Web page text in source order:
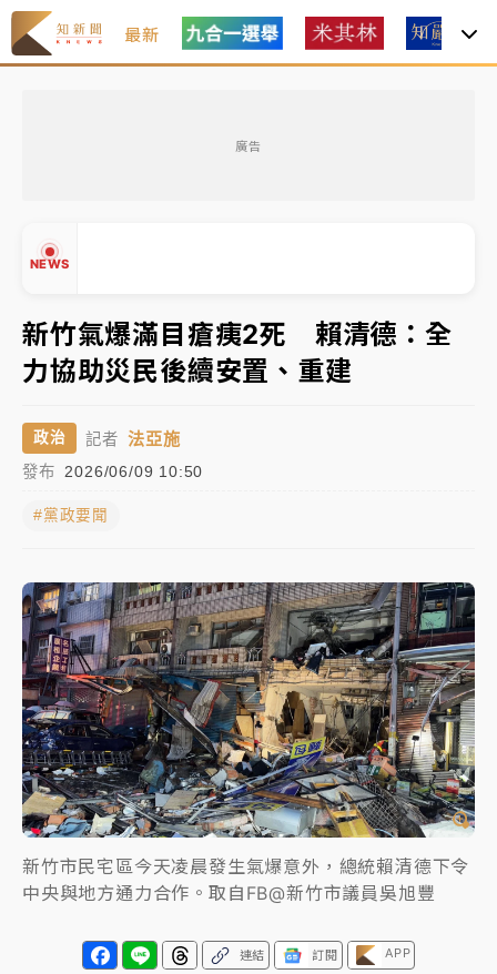
最新
廣告
NEWS
中信慈善基金會想增加董事人數！辜仲諒向法院聲請遭
故宮《龍藏經》特展第2檔！今線上預約開賣一度塞車
周六起展出延長至晚上7時
押庭
父親節泡湯了！中颱白海豚雨彈轟3天 「紅到發紫」降
暑假過三周才推「E宿新北打卡趣」！抽獎程序複雜 觀
旅局回應了
中信慈善基金會想增加董事人數！辜仲諒向法院聲請遭
駁 理由曝光
故宮《龍藏經》特展第2檔！今線上預約開賣一度塞車
周六起展出延長至晚上7時
台東農業處長涉圖利渡假村！東檢抗告成功 今重開羈
父親節泡湯了！中颱白海豚雨彈轟3天 「紅到發紫」降
新竹氣爆滿目瘡痍2死 賴清德：全
力協助災民後續安置、重建
政治 記者 法亞施
發布 2026/06/09 10:50
#黨政要聞
新竹市民宅區今天凌晨發生氣爆意外，總統賴清德下令
中央與地方通力合作。取自FB@新竹市議員吳旭豐
連結 訂閱 APP